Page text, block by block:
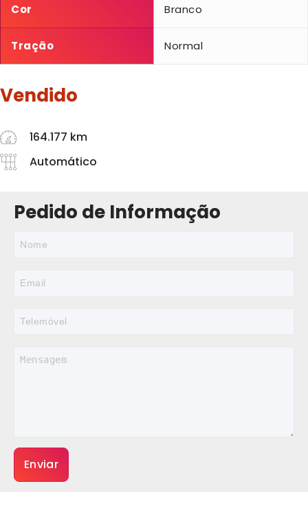
Cor Branco
Tração Normal
Vendido
164.177 km
Automático
Pedido de Informação
Enviar